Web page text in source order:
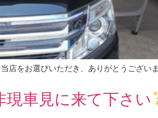
店をお選びいただき、ありがとうございま
車見に来て下さい